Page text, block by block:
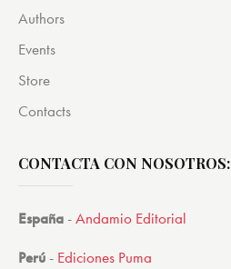
Authors
Events
Store
Contacts
CONTACTA CON NOSOTROS:
España -Andamio Editorial
Perú - Ediciones Puma